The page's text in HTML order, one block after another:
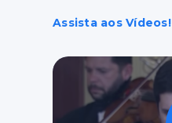
Assista aos Vídeos!